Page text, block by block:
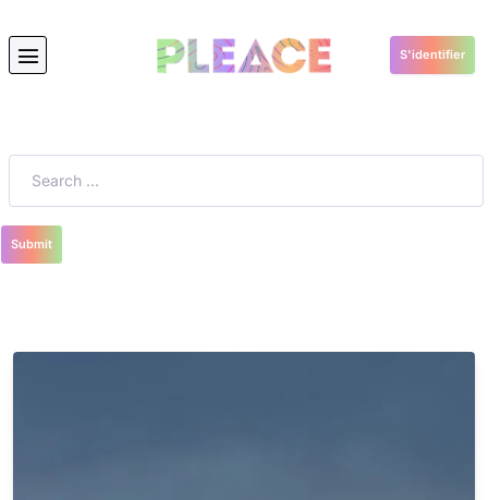
S'identifier
Submit